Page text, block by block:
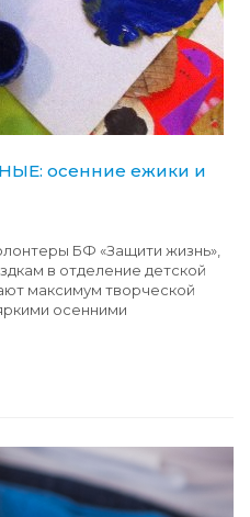
осенние ежики и
БФ «Защити жизнь»,
в отделение детской
максимум творческой
осенними